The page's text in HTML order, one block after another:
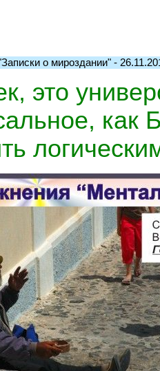
о мироздании" -
это
как